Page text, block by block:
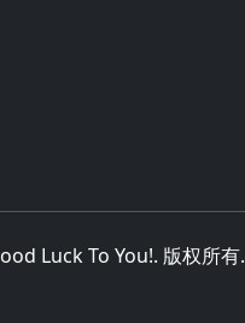
Luck To You!. 版权所有.